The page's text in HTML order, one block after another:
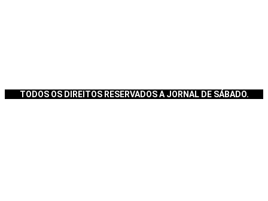
TODOS OS DIREITOS RESERVADOS A JORNAL DE SÁBADO.